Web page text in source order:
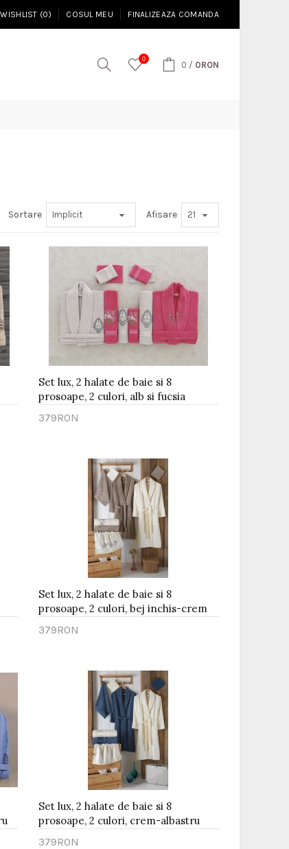
WISHLIST (0) COSUL MEU FINALIZEAZA COMANDA
0
0 / 0RON
Sortare Afisare
Set lux, 2 halate de baie si 8
prosoape, 2 culori, alb si fucsia
379RON
Set lux, 2 halate de baie si 8
prosoape, 2 culori, bej inchis-crem
379RON
Set lux, 2 halate de baie si 8
prosoape, 2 culori, crem-albastru
379RON